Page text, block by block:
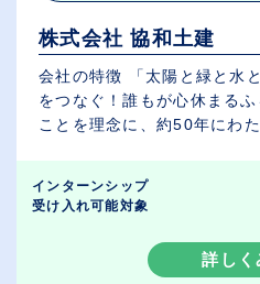
株式会社 協和土建
会社の特徴 「太陽と緑と水
をつなぐ！誰もが心休まる
ことを理念に、約50年にわ
インターンシップ
受け入れ可能対象
詳しく